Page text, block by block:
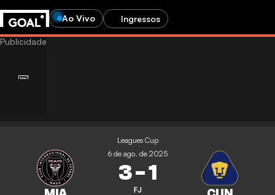
Ao Vivo Ingressos
Leagues Cup
6 de ago. de 2025
3-1
FJ